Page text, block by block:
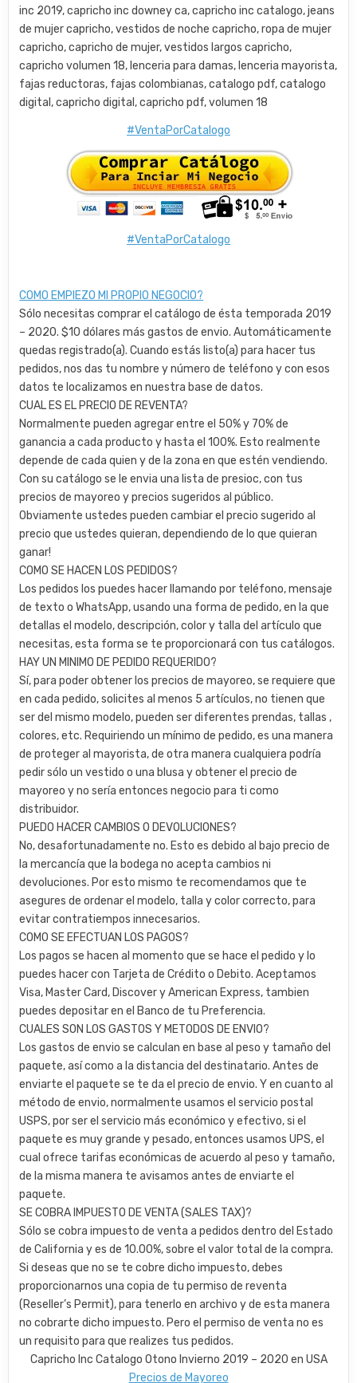
inc 2019, capricho inc downey ca, capricho inc catalogo, jeans
de mujer capricho, vestidos de noche capricho, ropa de mujer
capricho, capricho de mujer, vestidos largos capricho,
capricho volumen 18, lenceria para damas, lenceria mayorista,
fajas reductoras, fajas colombianas, catalogo pdf, catalogo
digital, capricho digital, capricho pdf, volumen 18
#VentaPorCatalogo
#VentaPorCatalogo
COMO EMPIEZO MI PROPIO NEGOCIO?
Sólo necesitas comprar el catálogo de ésta temporada 2019
– 2020. $10 dólares más gastos de envio. Automáticamente
quedas registrado(a). Cuando estás listo(a) para hacer tus
pedidos, nos das tu nombre y número de teléfono y con esos
datos te localizamos en nuestra base de datos.
CUAL ES EL PRECIO DE REVENTA?
Normalmente pueden agregar entre el 50% y 70% de
ganancia a cada producto y hasta el 100%. Esto realmente
depende de cada quien y de la zona en que estén vendiendo.
Con su catálogo se le envia una lista de presioc, con tus
precios de mayoreo y precios sugeridos al público.
Obviamente ustedes pueden cambiar el precio sugerido al
precio que ustedes quieran, dependiendo de lo que quieran
ganar!
COMO SE HACEN LOS PEDIDOS?
Los pedidos los puedes hacer llamando por teléfono, mensaje
de texto o WhatsApp, usando una forma de pedido, en la que
detallas el modelo, descripción, color y talla del artículo que
necesitas, esta forma se te proporcionará con tus catálogos.
HAY UN MINIMO DE PEDIDO REQUERIDO?
Sí, para poder obtener los precios de mayoreo, se requiere que
en cada pedido, solicites al menos 5 artículos, no tienen que
ser del mismo modelo, pueden ser diferentes prendas, tallas ,
colores, etc. Requiriendo un mínimo de pedido, es una manera
de proteger al mayorista, de otra manera cualquiera podría
pedir sólo un vestido o una blusa y obtener el precio de
mayoreo y no sería entonces negocio para ti como
distribuidor.
PUEDO HACER CAMBIOS O DEVOLUCIONES?
No, desafortunadamente no. Esto es debido al bajo precio de
la mercancía que la bodega no acepta cambios ni
devoluciones. Por esto mismo te recomendamos que te
asegures de ordenar el modelo, talla y color correcto, para
evitar contratiempos innecesarios.
COMO SE EFECTUAN LOS PAGOS?
Los pagos se hacen al momento que se hace el pedido y lo
puedes hacer con Tarjeta de Crédito o Debito. Aceptamos
Visa, Master Card, Discover y American Express, tambien
puedes depositar en el Banco de tu Preferencia.
CUALES SON LOS GASTOS Y METODOS DE ENVIO?
Los gastos de envio se calculan en base al peso y tamaño del
paquete, así como a la distancia del destinatario. Antes de
enviarte el paquete se te da el precio de envio. Y en cuanto al
método de envio, normalmente usamos el servicio postal
USPS, por ser el servicio más económico y efectivo, si el
paquete es muy grande y pesado, entonces usamos UPS, el
cual ofrece tarifas económicas de acuerdo al peso y tamaño,
de la misma manera te avisamos antes de enviarte el
paquete.
SE COBRA IMPUESTO DE VENTA (SALES TAX)?
Sólo se cobra impuesto de venta a pedidos dentro del Estado
de California y es de 10.00%, sobre el valor total de la compra.
Si deseas que no se te cobre dicho impuesto, debes
proporcionarnos una copia de tu permiso de reventa
(Reseller’s Permit), para tenerlo en archivo y de esta manera
no cobrarte dicho impuesto. Pero el permiso de venta no es
un requisito para que realizes tus pedidos.
Capricho Inc Catalogo Otono Invierno 2019 – 2020 en USA
Precios de Mayoreo